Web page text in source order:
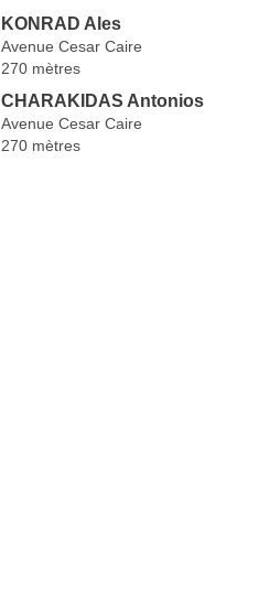
KONRAD Ales
Avenue Cesar Caire
270 mètres
CHARAKIDAS Antonios
Avenue Cesar Caire
270 mètres